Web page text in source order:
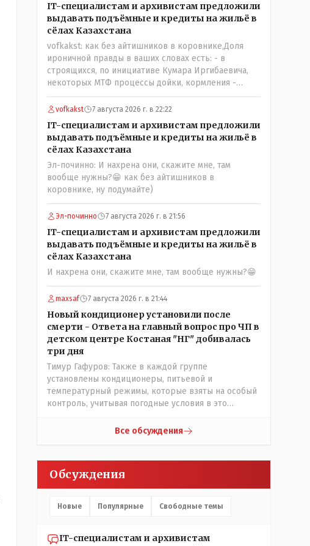
холдинг и теперь против президента выступает!
Вот ни капельки ему не поверю, что он действует в
интересах страны, про народ уже и не говорю!
Опять какие то закулисные игры?
IT-специалистам и архивистам предложили
выдавать подъёмные и кредиты на жильё в
сёлах Казахстана
vofkakst: как без айтишников в коровнике,Доля
ироничной правды в ваших словах есть: - в
строящихся, по инициативе Кумара Иргибаевича,
некоторых МТФ процессы дойки, кормления -
оцифрованы и иногда эти программы дают сбой - и
тогда они нужны, хотя я насколько в курсе своей
можно решать и устранять эти сбои и удалённо -
лёжа на диване, в городе. Но, этих современных и
оцифрованных МТФ критично мало для массового
переезда лохматых и обкуренных молодых ребят
из города в село, да и те МТФ я по опыту
подозреваю, скоро перейдут на обслуживание с
помошью кувалды, китайского скотча, алюминевой
проволоки и русского мата. Вот где работать в селе
именно АРХИВАРИУСАМ - понятие не имею-
допустим все мои архивы по работе и по семейной
жизни - помещаются в одну дешёвую китайскую
флешку купленную на оптушке на Складской за 1
000 тенге. Впрочем, не надо гадать: - это замутили
гос.бюджету- наверняка они знают что делают.
vofkakst 7 августа 2026 г. в 22:22
IT-специалистам и архивистам предложили
выдавать подъёмные и кредиты на жильё в
сёлах Казахстана
Эл-починно: И нахрена они, скажите мне, там
вообще нужны?😁 как без айтишников в
коровнике, ну подумайте)
Эл-починно 7 августа 2026 г. в 21:56
IT-специалистам и архивистам предложили
выдавать подъёмные и кредиты на жильё в
сёлах Казахстана
И нахрена они, скажите мне, там вообще нужны?😁
maxsaf 7 августа 2026 г. в 21:44
Новый кондиционер установили после
смерти - Ответа на главный вопрос про ЧП в
детском центре Костаная "НГ" добивалась
три дня
Тимур Гафуров: Также в каждой группе
установлены кондиционеры, питьевой и
температурный режимы, которые взяты на особый
контроль, учитывая погодные условия в это
считаете иначе?Ну тут противоречия нет. Этот
впервые поставили температурный режим на
контроль. То есть первая часть - информация до
трагедии, вторая часть - информация после
трагедии, когда все уже было исправлено.
Все обсуждения
Обсуждения
Новые Популярные Свободные темы
IT-специалистам и архивистам